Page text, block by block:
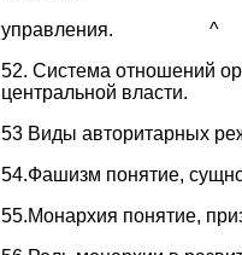
управления. ^
52. Система отношений
центральной власти.
53 Виды авторитарных
54.Фашизм понятие,
55.Монархия понятие,